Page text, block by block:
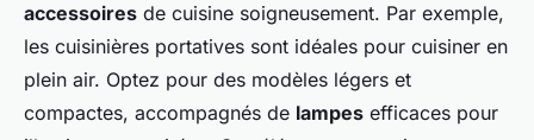
accessoires de cuisine soigneusement. Par exemple,
les cuisinières portatives sont idéales pour cuisiner en
plein air. Optez pour des modèles légers et
compactes, accompagnés de lampes efficaces pour